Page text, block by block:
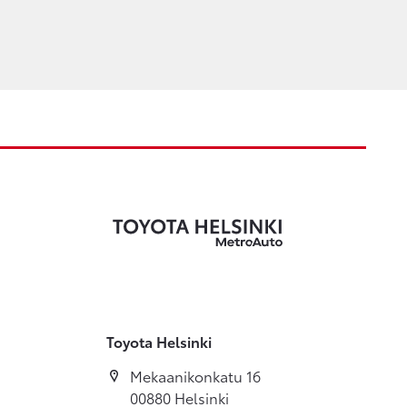
Toyota Helsinki
Mekaanikonkatu 16
00880 Helsinki